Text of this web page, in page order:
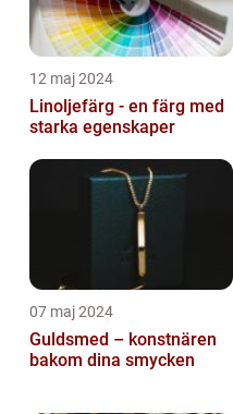
12 maj 2024
Linoljefärg - en färg med
starka egenskaper
07 maj 2024
Guldsmed – konstnären
bakom dina smycken